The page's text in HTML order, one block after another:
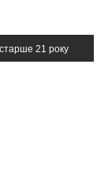
21 року